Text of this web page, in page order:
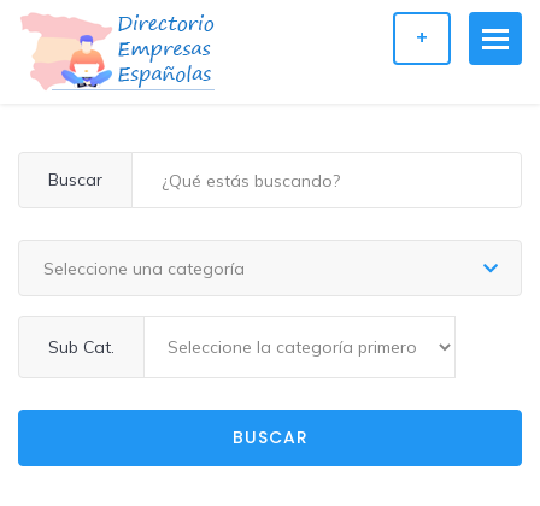
+
Buscar
Seleccione una categoría
Sub Cat.
BUSCAR